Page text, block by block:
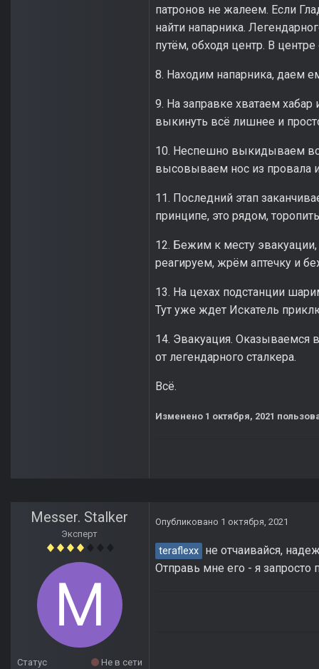
патронов не жалеем. Если
найти напарника.
путём, обходя центр. В
8. Находим напарника, даем
9. На заправке хватаем
выкинуть всё лишнее и
10. Неспешно выкидываем
высовываем нос из провала
11. Последний этап
принципе, это рядом,
12. Бежим к месту
реагируем, жрём аптечку и
13. На цехах подстанции
Тут уже ждет Искатель
14. Эвакуация. Оказываемся
от легендарного сталкера.
Всё.
Изменено 1 октября, 2021
Messer. Stalker
Эксперт
Статус
Не в сети
Опубликовано 1 октября, 2021
teraflexx не отчаивайся,
Отправь мне его - я